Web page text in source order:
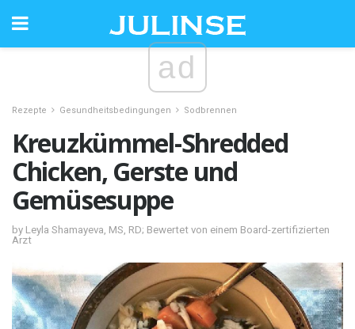
ad
Rezepte Gesundheitsbedingungen Sodbrennen
Kreuzkümmel-Shredded
Chicken, Gerste und
Gemüsesuppe
by Leyla Shamayeva, MS, RD; Bewertet von einem Board-zertifizierten
Arzt